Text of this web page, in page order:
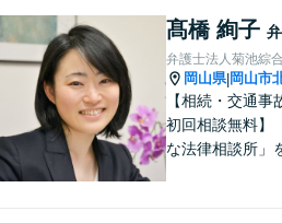
髙橋 絢子
弁護士法人菊池綜
岡山県|岡山市
【相続・交通事
初回相談無料】
な法律相談所」